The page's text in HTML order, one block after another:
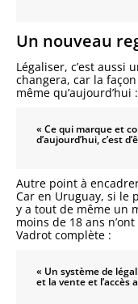
Un nouveau
Légaliser, c’est aussi
changera, car la
même qu’aujourd’hui :
« Ce qui marque et
d’aujourd’hui, c’est
Autre point à
Car en Uruguay, si le
y a tout de même un
moins de 18 ans
Vadrot complète :
« Un système de
et la vente et l’accès